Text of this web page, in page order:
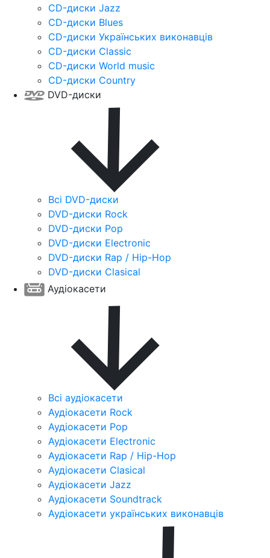
CD-диски Jazz
CD-диски Blues
CD-диски Українських виконавців
CD-диски Classic
CD-диски World music
CD-диски Country
DVD-диски
Всі DVD-диски
DVD-диски Rock
DVD-диски Pop
DVD-диски Electronic
DVD-диски Rap / Hip-Hop
DVD-диски Clasical
Аудіокасети
Всі аудіокасети
Аудіокасети Rock
Аудіокасети Pop
Аудіокасети Electronic
Аудіокасети Rap / Hip-Hop
Аудіокасети Clasical
Аудіокасети Jazz
Аудіокасети Soundtrack
Аудіокасети українських виконавців